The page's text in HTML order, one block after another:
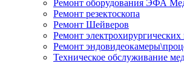
Ремонт оборудования ЭФА
Ремонт резектоскопа
Ремонт Шейверов
Ремонт
Ремонт
Техническое обслуживание